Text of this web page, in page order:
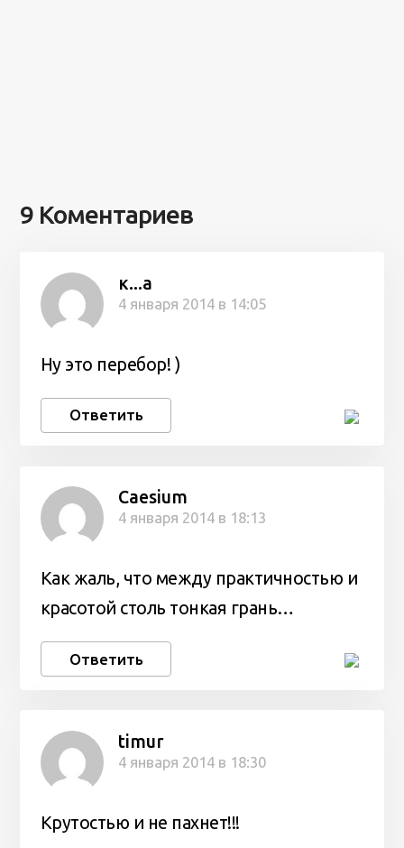
9 Коментариев
к...а
4 января 2014 в 14:05
Ну это перебор! )
Ответить
Caesium
4 января 2014 в 18:13
Как жаль, что между практичностью и
красотой столь тонкая грань…
Ответить
timur
4 января 2014 в 18:30
Крутостью и не пахнет!!!